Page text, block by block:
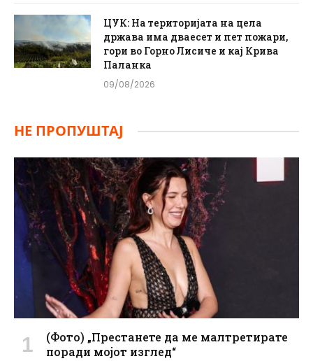
ЦУК: На територијата на цела
држава има дваесет и пет пожари,
гори во Горно Лисиче и кај Крива
Паланка
09/08/2026
НЕ ПРОПУШТАЈ
(Фото) „Престанете да ме малтретирате
поради мојот изглед“